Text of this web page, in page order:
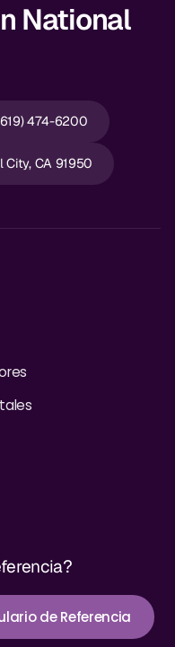
National
474-6200
City, CA 91950
de Referencia